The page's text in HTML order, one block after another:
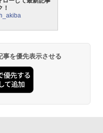
を優先表示させる